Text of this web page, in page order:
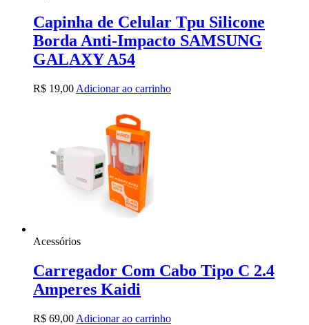
Capinha de Celular Tpu Silicone
Borda Anti-Impacto SAMSUNG
GALAXY A54
R$ 19,00 Adicionar ao carrinho
Acessórios
Carregador Com Cabo Tipo C 2.4
Amperes Kaidi
R$ 69,00 Adicionar ao carrinho